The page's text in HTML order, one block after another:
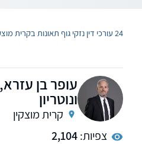
24 עורכי דין נזקי גוף תאונות בקרית מוצקין
עופר בן
ונוטריון
קרית מוצקין
צפיות:2,104